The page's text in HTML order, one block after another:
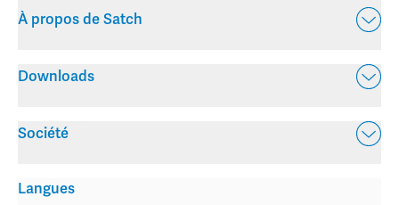
À propos de Satch
Downloads
Société
Langues